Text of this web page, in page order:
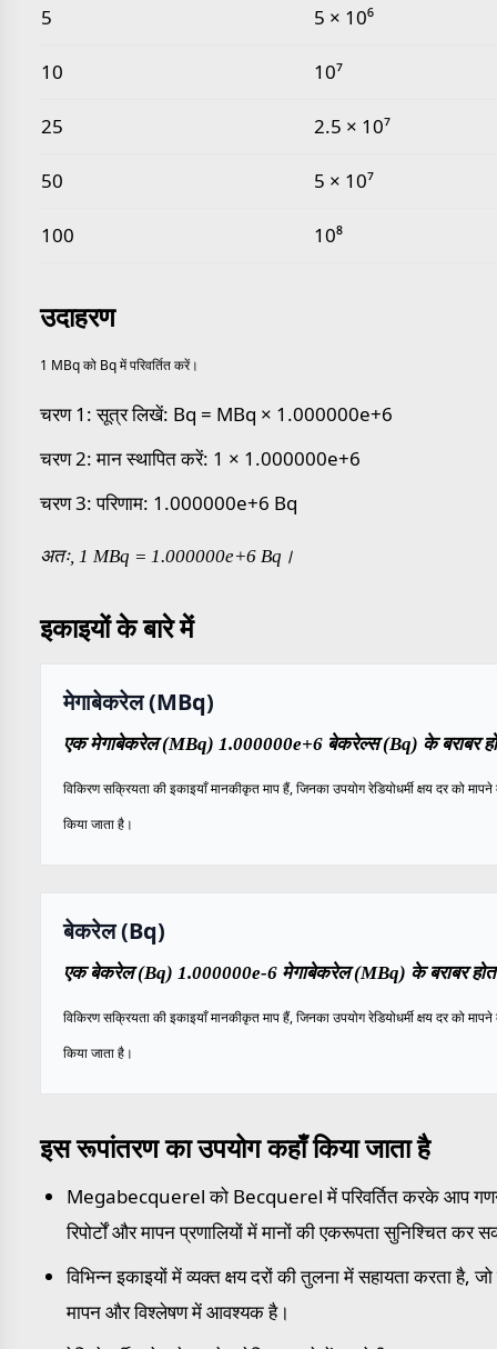
5 5 × 10⁶
10 10⁷
25 2.5 × 10⁷
50 5 × 10⁷
100 10⁸
उदाहरण
1 MBq को Bq में परिवर्तित करें।
चरण 1: सूत्र लिखें: Bq = MBq × 1.000000e+6
चरण 2: मान स्थापित करें: 1 × 1.000000e+6
चरण 3: परिणाम: 1.000000e+6 Bq
अतः, 1 MBq = 1.000000e+6 Bq।
इकाइयों के बारे में
मेगाबेकरेल (MBq)
एक मेगाबेकरेल (MBq) 1.000000e+6 बेकरेल्स (Bq) के बराबर
विकिरण सक्रियता की इकाइयाँ मानकीकृत माप हैं, जिनका उपयोग रेडियोधर्मी क्षय दर को
किया जाता है।
बेकरेल (Bq)
एक बेकरेल (Bq) 1.000000e-6 मेगाबेकरेल (MBq) के बराबर
विकिरण सक्रियता की इकाइयाँ मानकीकृत माप हैं, जिनका उपयोग रेडियोधर्मी क्षय दर को
किया जाता है।
इस रूपांतरण का उपयोग कहाँ किया जाता है
Megabecquerel को Becquerel में परिवर्तित करके आप
रिपोर्टों और मापन प्रणालियों में मानों की एकरूपता सुनिश्चित कर
विभिन्न इकाइयों में व्यक्त क्षय दरों की तुलना में सहायता करता है,
मापन और विश्लेषण में आवश्यक है।